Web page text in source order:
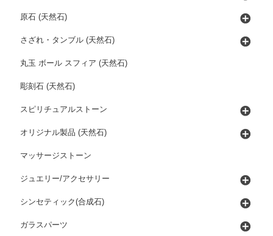
原石 (天然石)
さざれ・タンブル (天然石)
丸玉 ボール スフィア (天然石)
彫刻石 (天然石)
スピリチュアルストーン
オリジナル製品 (天然石)
マッサージストーン
ジュエリー/アクセサリー
シンセティック(合成石)
ガラスパーツ